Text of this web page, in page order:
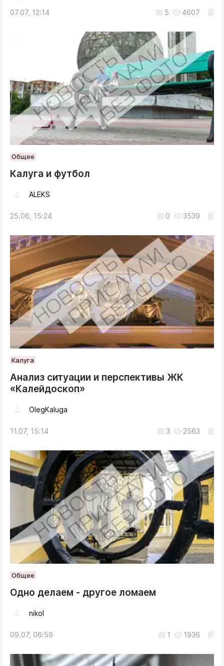
07.07, 12:14 5 4607
Общее
Калуга и футбол
ALEKS
25.06, 15:24 0 3539
Калуга
Анализ ситуации и перспективы ЖК
«Калейдоскоп»
OlegKaluga
11.07, 15:14 3 2563
Общее
Одно делаем - другое ломаем
nikol
09.07, 06:59 1 1936